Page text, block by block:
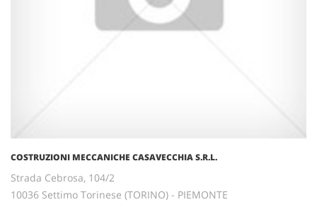
COSTRUZIONI MECCANICHE CASAVECCHIA S.R.L.
Strada Cebrosa, 104/2
10036 Settimo Torinese (TORINO) - PIEMONTE